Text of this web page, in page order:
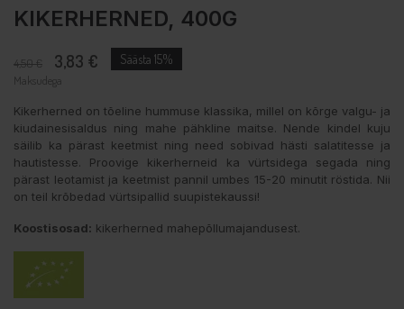
KIKERHERNED, 400G
4,50 € 3,83 € Säästa 15%
Maksudega
Kikerherned on tõeline hummuse klassika, millel on kõrge valgu- ja
kiudainesisaldus ning mahe pähkline maitse. Nende kindel kuju
säilib ka pärast keetmist ning need sobivad hästi salatitesse ja
hautistesse. Proovige kikerherneid ka vürtsidega segada ning
pärast leotamist ja keetmist pannil umbes 15-20 minutit röstida. Nii
on teil krõbedad vürtsipallid suupistekaussi!
Koostisosad: kikerherned mahepõllumajandusest.